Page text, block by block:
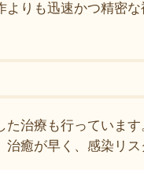
りも迅速かつ精密
治療も行っていま
癒が早く、感染リ